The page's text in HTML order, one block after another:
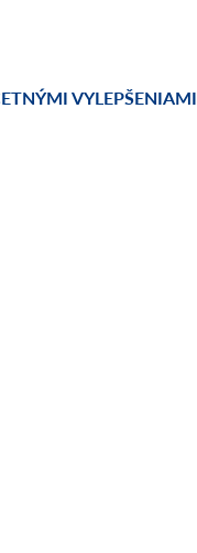
VYLEPŠENIAMI